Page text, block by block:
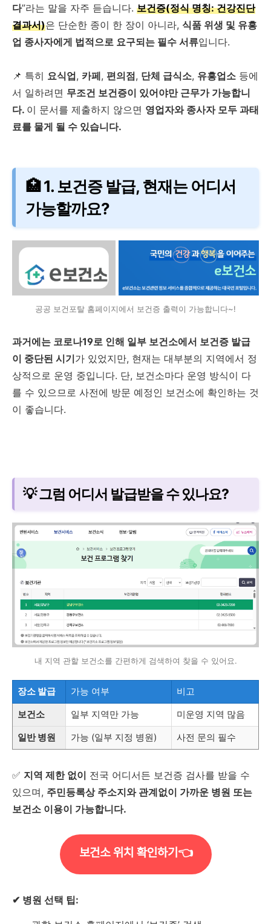
다”라는 말을 자주 듣습니다. 보건증(정식 명칭: 건강진단
결과서)은 단순한 종이 한 장이 아니라, 식품 위생 및 유흥
업 종사자에게 법적으로 요구되는 필수 서류입니다.
📌 특히 요식업, 카페, 편의점, 단체 급식소, 유흥업소 등에
서 일하려면 무조건 보건증이 있어야만 근무가 가능합니
다. 이 문서를 제출하지 않으면 영업자와 종사자 모두 과태
료를 물게 될 수 있습니다.
🏥 1. 보건증 발급, 현재는 어디서
가능할까요?
공공 보건포탈 홈페이지에서 보건증 출력이 가능합니다~!
과거에는 코로나19로 인해 일부 보건소에서 보건증 발급
이 중단된 시기가 있었지만, 현재는 대부분의 지역에서 정
상적으로 운영 중입니다. 단, 보건소마다 운영 방식이 다
를 수 있으므로 사전에 방문 예정인 보건소에 확인하는 것
이 좋습니다.
💡 그럼 어디서 발급받을 수 있나요?
내 지역 관할 보건소를 간편하게 검색하여 찾을 수 있어요.
장소 발급 가능 여부
비고
보건소
일부 지역만 가능
미운영 지역 많음
일반 병원
가능 (일부 지정 병원) 사전 문의 필수
✅ 지역 제한 없이 전국 어디서든 보건증 검사를 받을 수
있으며, 주민등록상 주소지와 관계없이 가까운 병원 또는
보건소 이용이 가능합니다.
보건소 위치 확인하기👈
✔ 병원 선택 팁: